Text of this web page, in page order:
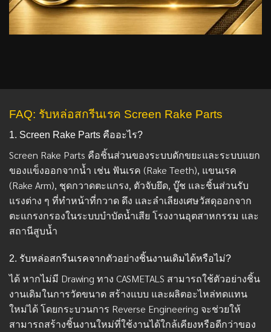
FAQ: รับหล่อสกรีนเรค Screen Rake Parts
1. Screen Rake Parts คืออะไร?
Screen Rake Parts คือชิ้นส่วนของระบบดักขยะและระบบแยก
ของแข็งออกจากน้ำ เช่น ฟันเรค (Rake Teeth), แขนเรค
(Rake Arm), ชุดกวาดตะแกรง, ตัวจับยึด, บู๊ช และชิ้นส่วนรับ
แรงต่าง ๆ ที่ทำหน้าที่กวาด ดึง และลำเลียงเศษวัสดุออกจาก
ตะแกรงกรองในระบบบำบัดน้ำเสีย โรงงานอุตสาหกรรม และ
สถานีสูบน้ำ
2. รับหล่อสกรีนเรคจากตัวอย่างชิ้นงานเดิมได้หรือไม่?
ได้ หากไม่มี Drawing ทาง CASMETALS สามารถใช้ตัวอย่างชิ้น
งานเดิมในการวัดขนาด สร้างแบบ และผลิตอะไหล่ทดแทน
ใหม่ได้ โดยกระบวนการ Reverse Engineering จะช่วยให้
สามารถสร้างชิ้นงานใหม่ที่ใช้งานได้ใกล้เคียงหรือดีกว่าของ